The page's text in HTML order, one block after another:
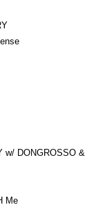
w/ DONGROSSO
Me